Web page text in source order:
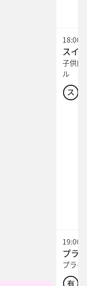
18:00
スイ
子供向
ル
19:00
プラ
プライ